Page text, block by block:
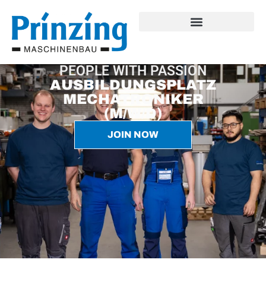
PEOPLE WITH PASSION
AUSBILDUNGSPLATZ
MECHATRONIKER
(M/W/D)
JOIN NOW